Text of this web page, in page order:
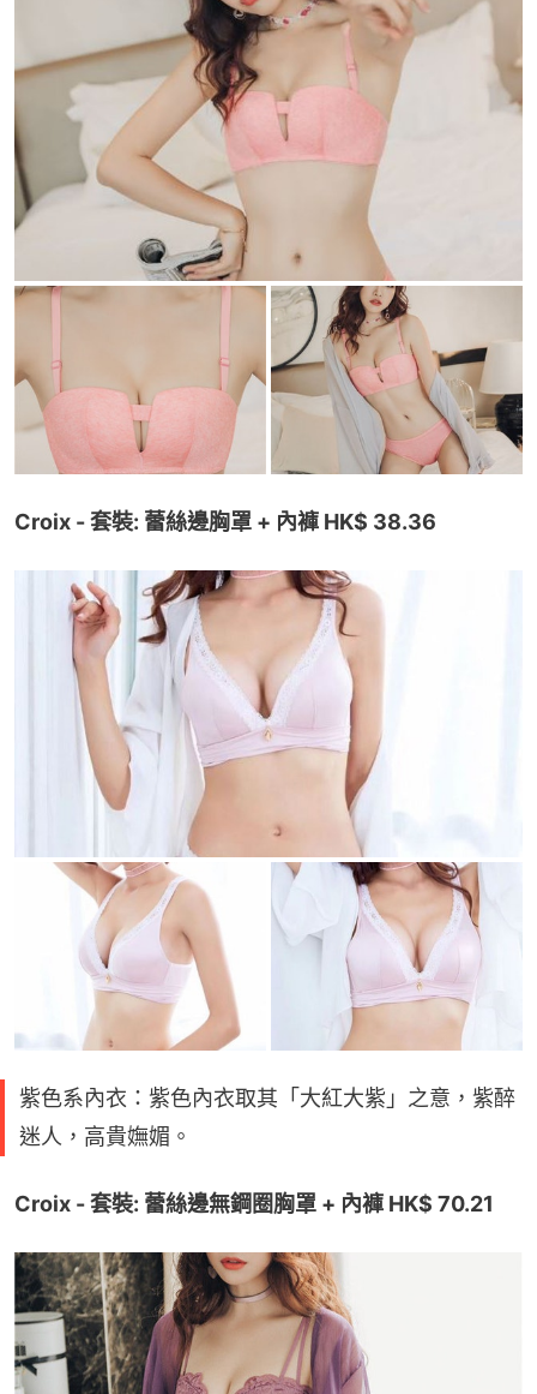
Croix - 套裝: 蕾絲邊胸罩 + 內褲 HK$ 38.36
紫色系內衣：紫色內衣取其「大紅大紫」之意，紫醉
迷人，高貴嫵媚。
Croix - 套裝: 蕾絲邊無鋼圈胸罩 + 內褲 HK$ 70.21